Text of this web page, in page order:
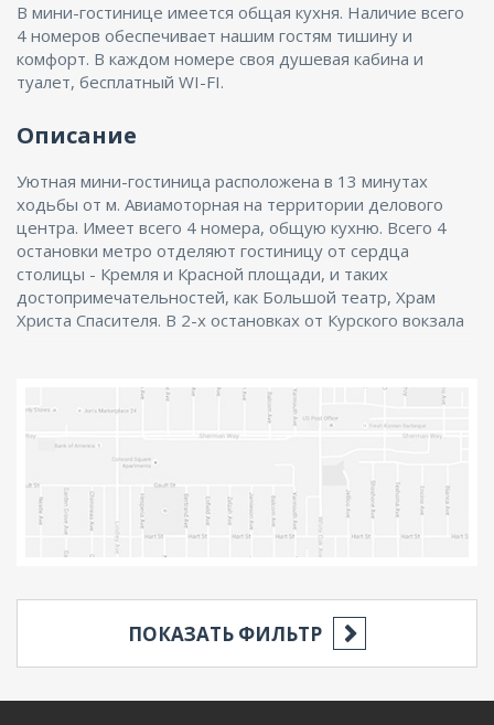
В мини-гостинице имеется общая кухня. Наличие всего
4 номеров обеспечивает нашим гостям тишину и
комфорт. В каждом номере своя душевая кабина и
туалет, бесплатный WI-FI.
Описание
Уютная мини-гостиница расположена в 13 минутах
ходьбы от м. Авиамоторная на территории делового
центра. Имеет всего 4 номера, общую кухню. Всего 4
остановки метро отделяют гостиницу от сердца
столицы - Кремля и Красной площади, и таких
достопримечательностей, как Большой театр, Храм
Христа Спасителя. В 2-х остановках от Курского вокзала
ПОКАЗАТЬ ФИЛЬТР